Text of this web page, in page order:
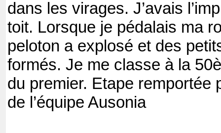
dans les virages. J’avais
toit. Lorsque je pédalais ma
peloton a explosé et des
formés. Je me classe à la
du premier. Etape remportée
de l’équipe Ausonia